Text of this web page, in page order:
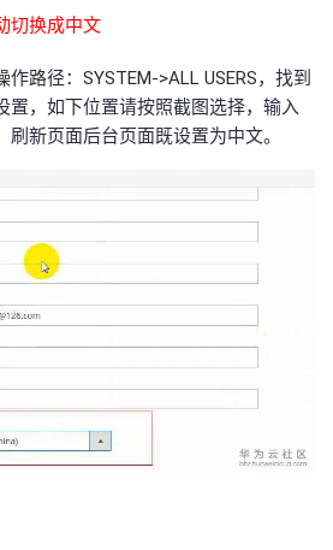
切换成中文
作路径：SYSTEM->ALL USERS，找到
置，如下位置请按照截图选择，输入
新页面后台页面既设置为中文。